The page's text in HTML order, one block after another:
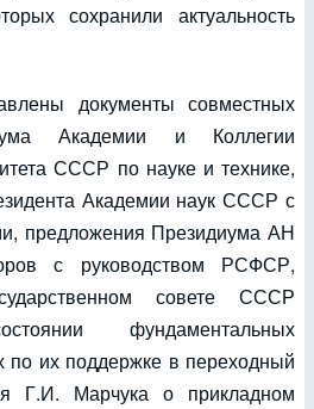
сохранили актуальность
документы совместных
Академии и Коллегии
СССР по науке и технике,
Академии наук СССР с
предложения Президиума АН
с руководством РСФСР,
совете СССР
фундаментальных
по их поддержке в переходный
Г.И. Марчука о прикладном